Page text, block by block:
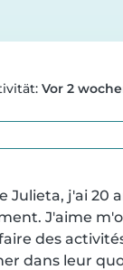
Vor 2
Julieta, j'ai 20
J'aime
des
dans leur